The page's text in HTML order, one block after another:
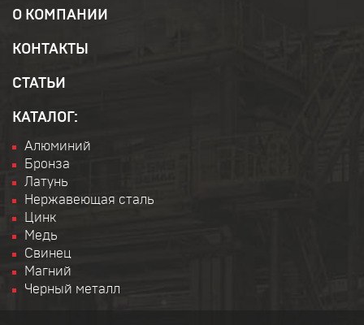
О КОМПАНИИ
КОНТАКТЫ
СТАТЬИ
КАТАЛОГ:
Алюминий
Бронза
Латунь
Нержавеющая сталь
Цинк
Медь
Свинец
Магний
Черный металл